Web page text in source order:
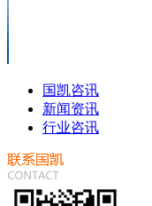
国凯咨讯
新闻资讯
行业咨讯